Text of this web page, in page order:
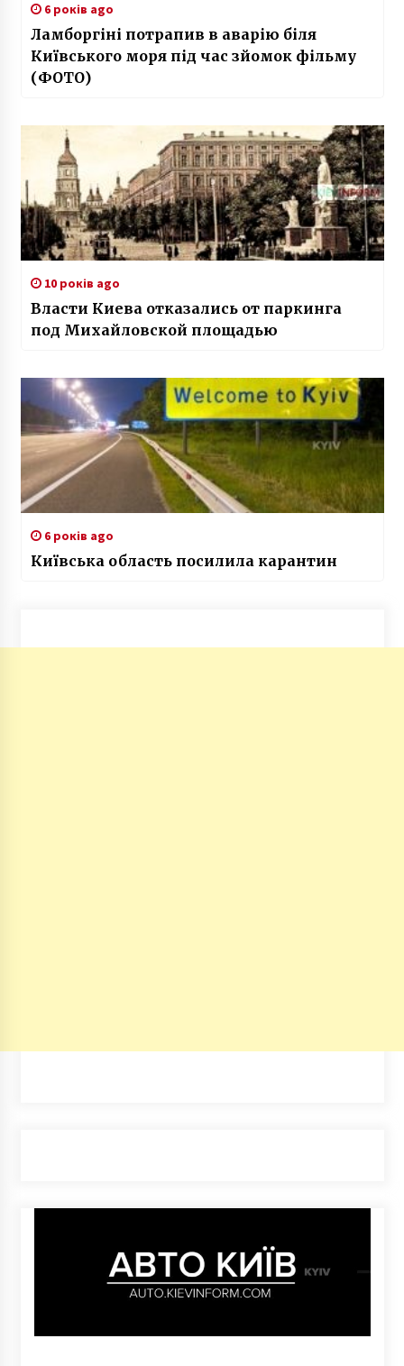
6 років ago
Ламборгіні потрапив в аварію біля
Київського моря під час зйомок фільму
(ФОТО)
10 років ago
Власти Киева отказались от паркинга
под Михайловской площадью
6 років ago
Київська область посилила карантин